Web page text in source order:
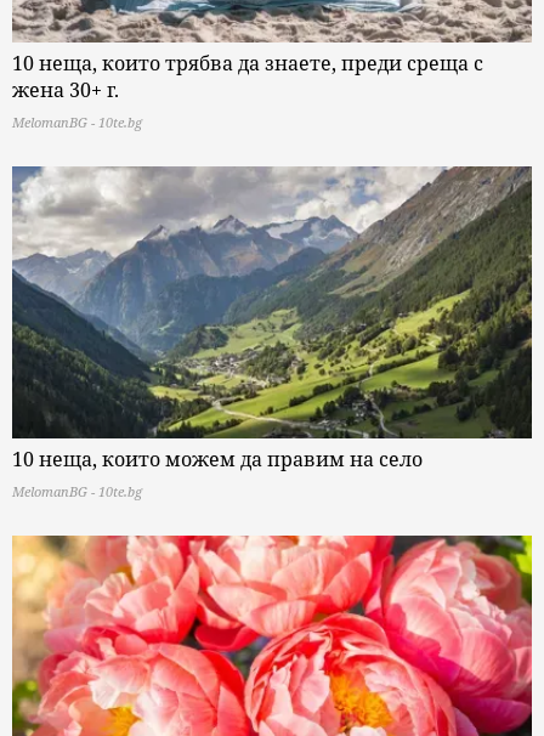
10 неща, които трябва да знаете, преди среща с
жена 30+ г.
MelomanBG - 10te.bg
10 неща, които можем да правим на село
MelomanBG - 10te.bg